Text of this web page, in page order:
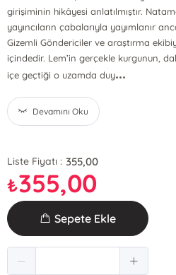
girişiminin hikâyesi anlatılmıştır.
yayıncıların çabalarıyla yayımlanır
Gizemli Göndericiler ve araştırma
içindedir. Lem’in gerçekle kurgunun,
içe geçtiği o uzamda duy...
Devamını Oku
Liste Fiyatı : 355,00
₺355,00
Sepete Ekle